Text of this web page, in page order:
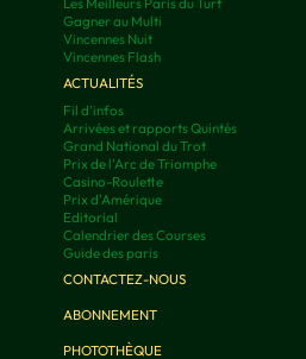
Gagner au Multi
Vincennes Nuit
Vincennes Flash
ACTUALITÉS
Fil d'infos
Arrivées et rapports Quintés
Grand National du Trot
Prix de l'Arc de Triomphe
Casino-Roulette
Prix d'Amérique
Editorial
Calendrier des Courses
Guide des paris
CONTACTEZ-NOUS
ABONNEMENT
PHOTOTHÈQUE